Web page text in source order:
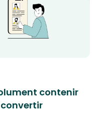
contenir